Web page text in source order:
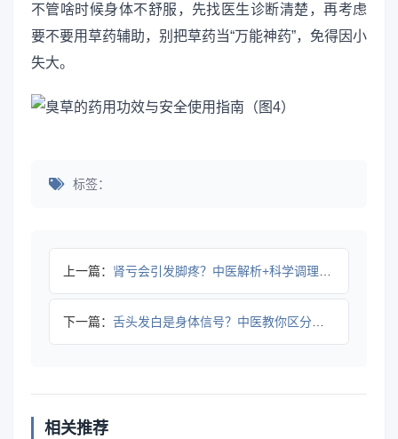
不管啥时候身体不舒服，先找医生诊断清楚，再考虑
要不要用草药辅助，别把草药当“万能神药”，免得因小
失大。
标签：
上一篇： 肾亏会引发脚疼？中医解析+科学调理建议
下一篇： 舌头发白是身体信号？中医教你区分原因+科学应对
相关推荐